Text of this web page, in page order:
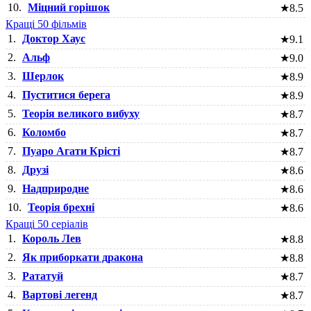
10. Міцний горішок ★8.5
Кращі 50 фільмів
1.
Доктор Хаус ★9.1
2.
Альф ★9.0
3. Шерлок ★8.9
4. Пуститися берега ★8.9
5. Теорія великого вибуху ★8.7
6. Коломбо ★8.7
7. Пуаро Агати Крісті ★8.7
8.
Друзі ★8.6
9. Надприродне ★8.6
10. Теорія брехні ★8.6
Кращі 50 серіалів
1. Король Лев ★8.8
2.
Як приборкати дракона ★8.8
3. Рататуй ★8.7
4. Вартові легенд ★8.7